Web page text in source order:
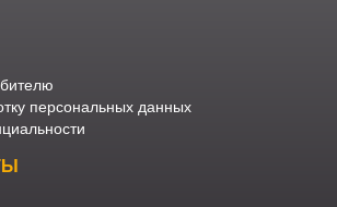
персональных данных